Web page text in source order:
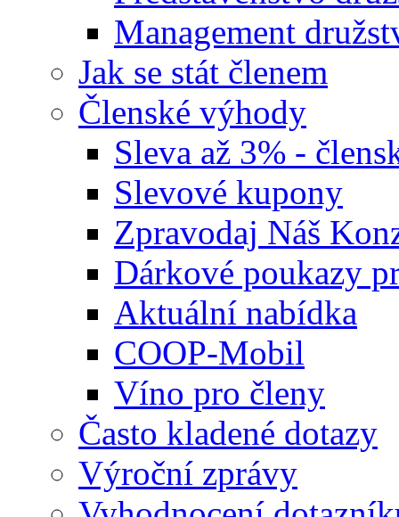
Management
Jak se stát členem
Členské výhody
Sleva až 3% -
Slevové kupony
Zpravodaj Náš
Dárkové poukazy
Aktuální nabídka
COOP-Mobil
Víno pro členy
Často kladené dotazy
Výroční zprávy